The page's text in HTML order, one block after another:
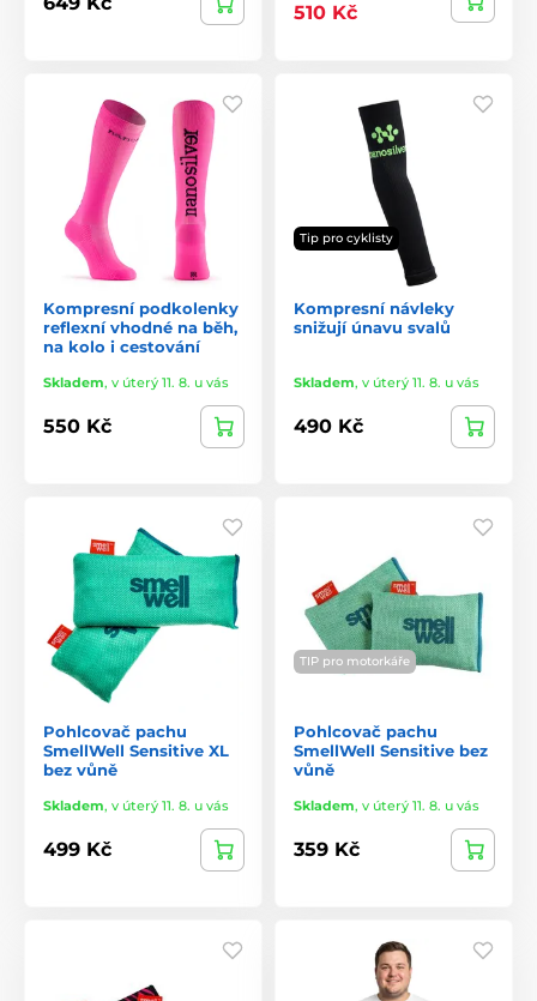
510 Kč
Kompresní podkolenky
reflexní vhodné na běh,
na kolo i cestování
Skladem, v úterý 11. 8. u vás
550 Kč
Tip pro cyklisty
Kompresní návleky
snižují únavu svalů
Skladem, v úterý 11. 8. u vás
490 Kč
Pohlcovač pachu
SmellWell Sensitive XL
bez vůně
Skladem, v úterý 11. 8. u vás
499 Kč
TIP pro motorkáře
Pohlcovač pachu
SmellWell Sensitive bez
vůně
Skladem, v úterý 11. 8. u vás
359 Kč